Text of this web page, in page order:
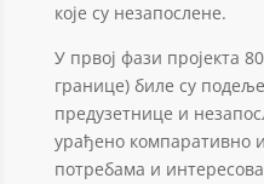
које су незапослене.
У првој фази пројекта
границе) биле су
предузетнице и
урађено компаративно
потребама и